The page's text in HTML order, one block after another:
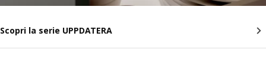
Scopri la serie UPPDATERA